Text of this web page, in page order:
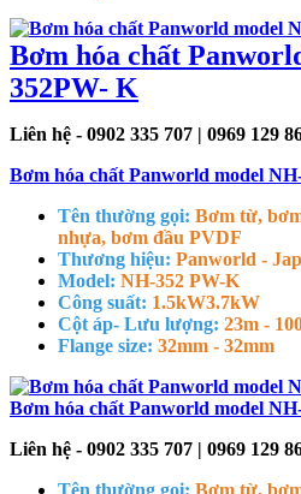
Bơm hóa chất
352PW- K
Liên hệ - 0902 335 707 | 0969 129
Bơm hóa chất Panworld model
Tên thường gọi: Bơm từ,
nhựa, bơm đầu PVDF
Thương hiệu: Panworld -
Model: NH-352 PW-K
Công suất: 1.5kW3.7kW
Cột áp- Lưu lượng: 23m -
Flange size: 32mm - 32mm
Bơm hóa chất Panworld model
Liên hệ - 0902 335 707 | 0969 129
Tên thường gọi: Bơm từ,